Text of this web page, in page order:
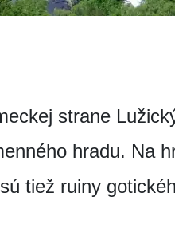
strane
hradu. Na
tiež ruiny